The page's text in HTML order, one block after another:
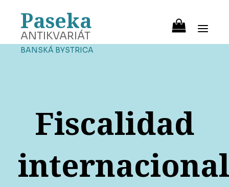
Paseka
ANTIKVARIÁT
BANSKÁ BYSTRICA
Fiscalidad
internacional